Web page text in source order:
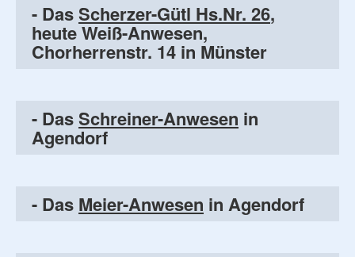
- DasScherzer-Gütl Hs.Nr. 26,
heute Weiß-Anwesen,
Chorherrenstr. 14 in Münster
- DasSchreiner-Anwesen in
Agendorf
- Das Meier-Anwesen in Agendorf